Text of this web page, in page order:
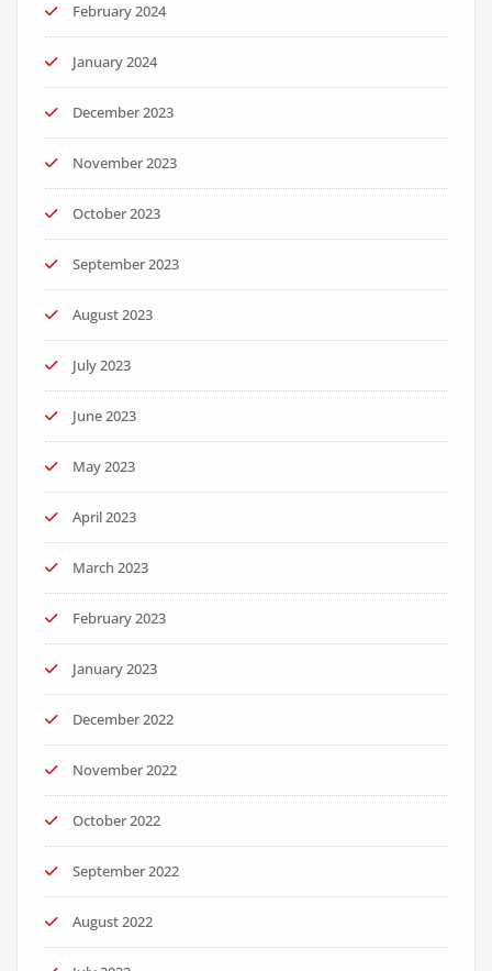
February 2024
January 2024
December 2023
November 2023
October 2023
September 2023
August 2023
July 2023
June 2023
May 2023
April 2023
March 2023
February 2023
January 2023
December 2022
November 2022
October 2022
September 2022
August 2022